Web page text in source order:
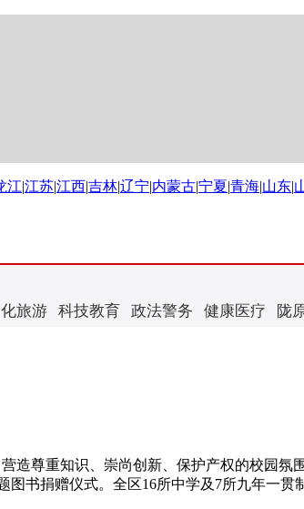
江|江苏|江西|吉林|辽宁|内蒙古|宁夏|青海|山东|
旅游 科技教育 政法警务 健康医疗 陇
尊重知识、崇尚创新、保护产权的校园氛
书捐赠仪式。全区16所中学及7所九年一贯